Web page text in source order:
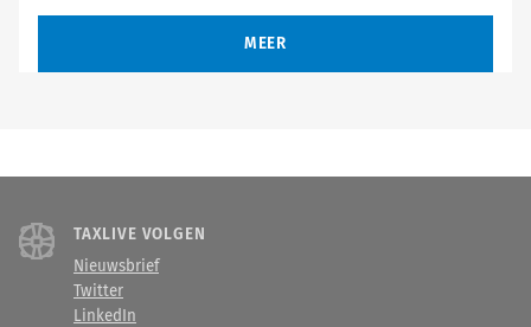
MEER
TAXLIVE VOLGEN
Nieuwsbrief
Twitter
LinkedIn